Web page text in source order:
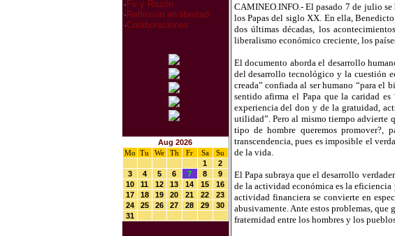
· Fe y Razón
· Reflexion en libertad
·Colaboraciones
Aug 2026
Mo Tu We Th Fr Sa
Su
1
2
3
4 5 6 7 8
9
10
11 12 13 14 15
16
17
18 19 20 21 22
23
24
25 26 27 28 29
30
31
CAMINEO.INFO.- El pasado 7 de julio
los Papas del siglo XX. En ella,
dos últimas décadas, los
liberalismo económico creciente, los
El documento aborda el desarrollo
del desarrollo tecnológico y la cuestión
creada” confiada al ser humano “para el
sentido afirma el Papa que la caridad
experiencia del don y de la gratuidad,
utilidad”. Pero al mismo tiempo advierte
tipo de hombre queremos promover?,
transcendencia, pues es imposible el
de la vida.
El Papa subraya que el desarrollo
de la actividad económica es la
actividad financiera se convierte en
abusivamente. Ante estos problemas, que
fraternidad entre los hombres y los